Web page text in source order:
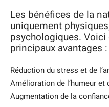
Les bénéfices de la
uniquement
psychologiques. Voici
principaux avantages :
Réduction du stress et de
Amélioration de l’humeur et
Augmentation de la